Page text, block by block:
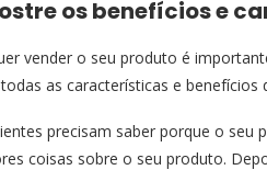
os benefícios e
vender o seu produto é
as características e benefícios
precisam saber porque o seu
coisas sobre o seu produto.